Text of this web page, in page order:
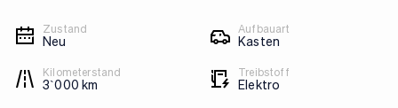
Zustand
Neu
Aufbauart
Kasten
Kilometerstand
3`000 km
Treibstoff
Elektro